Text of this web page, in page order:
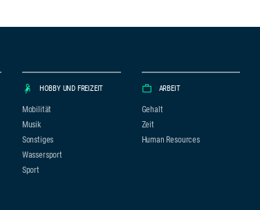
HOBBY UND FREIZEIT
Mobilität
Musik
Sonstiges
Wassersport
Sport
ARBEIT
Gehalt
Zeit
Human Resources